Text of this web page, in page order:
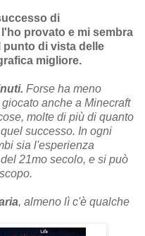
di
provato e mi sembra
punto di vista delle
migliore.
Forse ha meno
anche a Minecraft
molte di più di quanto
successo. In ogni
sia l'esperienza
21mo secolo, e si può
, almeno lì c'è qualche